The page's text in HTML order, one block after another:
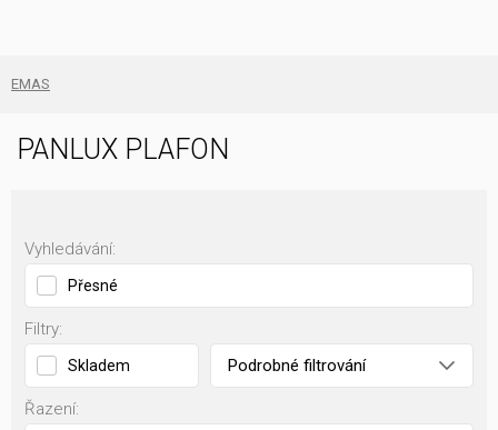
EMAS
PANLUX PLAFON
Vyhledávání:
Přesné
Filtry:
Skladem Podrobné filtrování
Řazení: